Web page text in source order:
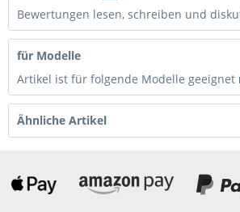
Bewertungen lesen, schreiben und
für Modelle
Artikel ist für folgende Modelle geeignet
Ähnliche Artikel